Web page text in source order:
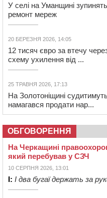
У селі на Уманщині
ремонт мереж
20 БЕРЕЗНЯ 2026, 14:05
12 тисяч євро за втечу
схему ухилення від ...
25 ТРАВНЯ 2026, 17:13
На Золотоніщині
намагався продати нар...
ОБГОВОРЕННЯ
На Черкащині
який перебував у СЗЧ
10 СЕРПНЯ 2026, 13:01
І: І два бугаї держать за